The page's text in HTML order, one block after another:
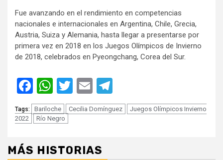
Fue avanzando en el rendimiento en competencias
nacionales e internacionales en Argentina, Chile, Grecia,
Austria, Suiza y Alemania, hasta llegar a presentarse por
primera vez en 2018 en los Juegos Olímpicos de Invierno
de 2018, celebrados en Pyeongchang, Corea del Sur.
Facebook
WhatsApp
Twitter
Email
Tags: Bariloche Cecilia Domínguez
Juegos Olímpicos Invierno
2022
Río Negro
MÁS HISTORIAS